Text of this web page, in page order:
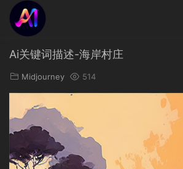
Ai关键词描述-海岸村庄
Midjourney 514